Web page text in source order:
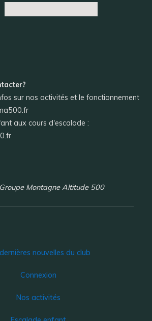
sur nos activités et le fonctionnement
aux cours d'escalade :
Montagne Altitude 500
nouvelles du club
Connexion
Nos activités